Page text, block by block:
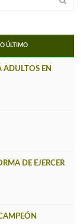
ÚLTIMO
ADULTOS EN
DE EJERCER